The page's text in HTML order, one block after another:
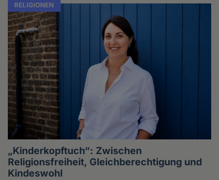
RELIGIONEN
„Kinderkopftuch“: Zwischen
Religionsfreiheit, Gleichberechtigung und
Kindeswohl